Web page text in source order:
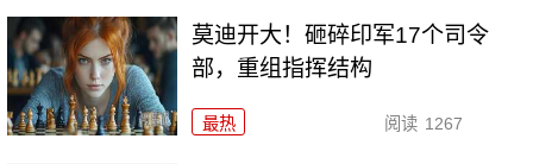
莫迪开大！砸碎印军17个司令
部，重组指挥结构
最热 阅读 1267